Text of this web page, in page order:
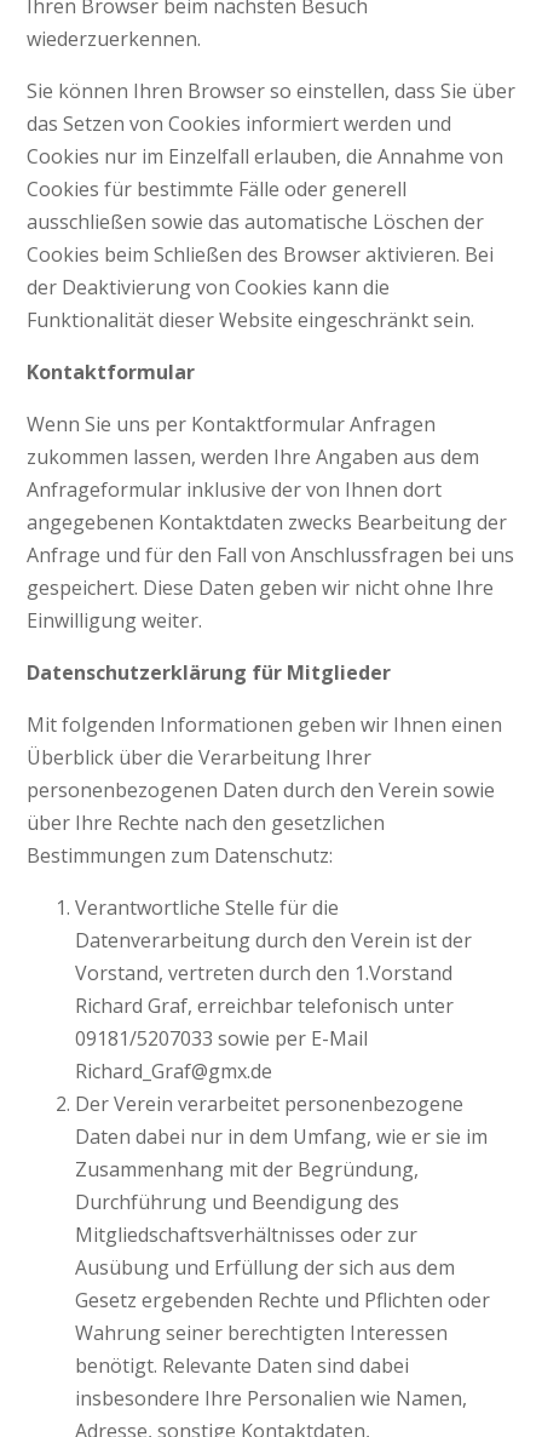
Ihren Browser beim nächsten Besuch
wiederzuerkennen.
Sie können Ihren Browser so einstellen, dass Sie über
das Setzen von Cookies informiert werden und
Cookies nur im Einzelfall erlauben, die Annahme von
Cookies für bestimmte Fälle oder generell
ausschließen sowie das automatische Löschen der
Cookies beim Schließen des Browser aktivieren. Bei
der Deaktivierung von Cookies kann die
Funktionalität dieser Website eingeschränkt sein.
Kontaktformular
Wenn Sie uns per Kontaktformular Anfragen
zukommen lassen, werden Ihre Angaben aus dem
Anfrageformular inklusive der von Ihnen dort
angegebenen Kontaktdaten zwecks Bearbeitung der
Anfrage und für den Fall von Anschlussfragen bei uns
gespeichert. Diese Daten geben wir nicht ohne Ihre
Einwilligung weiter.
Datenschutzerklärung für Mitglieder
Mit folgenden Informationen geben wir Ihnen einen
Überblick über die Verarbeitung Ihrer
personenbezogenen Daten durch den Verein sowie
über Ihre Rechte nach den gesetzlichen
Bestimmungen zum Datenschutz:
Verantwortliche Stelle für die
Datenverarbeitung durch den Verein ist der
Vorstand, vertreten durch den 1.Vorstand
Richard Graf, erreichbar telefonisch unter
09181/5207033 sowie per E-Mail
Richard_Graf@gmx.de
Der Verein verarbeitet personenbezogene
Daten dabei nur in dem Umfang, wie er sie im
Zusammenhang mit der Begründung,
Durchführung und Beendigung des
Mitgliedschaftsverhältnisses oder zur
Ausübung und Erfüllung der sich aus dem
Gesetz ergebenden Rechte und Pflichten oder
Wahrung seiner berechtigten Interessen
benötigt. Relevante Daten sind dabei
insbesondere Ihre Personalien wie Namen,
Adresse, sonstige Kontaktdaten,